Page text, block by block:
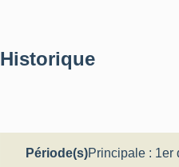
Historique
Période(s)Principale : 1er